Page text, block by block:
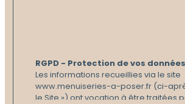
RGPD - Protection de vos données
Les informations recueillies via le site
www.menuiseries-a-poser.fr (ci-
le Site ») ont vocation à être traitées